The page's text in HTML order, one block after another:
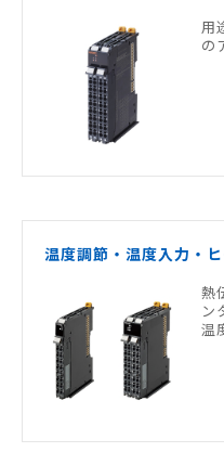
用
の
温度調節・温度入力・
熱
ン
温